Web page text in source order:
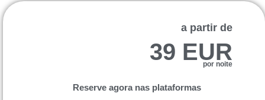
a partir de
39 EUR
por noite
Reserve agora nas plataformas